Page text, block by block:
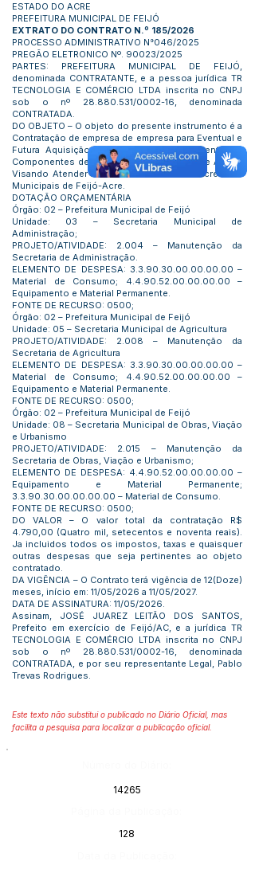
ESTADO DO ACRE
PREFEITURA MUNICIPAL DE FEIJÓ
EXTRATO DO CONTRATO N.º 185/2026
PROCESSO ADMINISTRATIVO N°046/2025
PREGÃO ELETRONICO Nº. 90023/2025
PARTES: PREFEITURA MUNICIPAL DE FEIJÓ,
denominada CONTRATANTE, e a pessoa jurídica TR
TECNOLOGIA E COMÉRCIO LTDA inscrita no CNPJ
sob o nº
28.880.531/0002-16, denominada
CONTRATADA.
DO OBJETO – O objeto do presente instrumento é a
Contratação de empresa de empresa para Eventual e
Futura Aquisição de Material de Equipamentos e
Componentes de Informática e Recursos de Áudio,
Visando Atender as Necessidades das Secretarias
Municipais de Feijó-Acre.
DOTAÇÃO ORÇAMENTÁRIA
Órgão: 02 – Prefeitura Municipal de Feijó
Unidade: 03 – Secretaria Municipal de
Administração;
PROJETO/ATIVIDADE: 2.004 – Manutenção da
Secretaria de Administração.
ELEMENTO DE DESPESA: 3.3.90.30.00.00.00.00 –
Material de Consumo;
4.4.90.52.00.00.00.00 –
Equipamento e Material Permanente.
FONTE DE RECURSO: 0500;
Órgão: 02 – Prefeitura Municipal de Feijó
Unidade: 05 – Secretaria Municipal de Agricultura
PROJETO/ATIVIDADE: 2.008 – Manutenção da
Secretaria de Agricultura
ELEMENTO DE DESPESA: 3.3.90.30.00.00.00.00 –
Material de Consumo;
4.4.90.52.00.00.00.00 –
Equipamento e Material Permanente.
FONTE DE RECURSO: 0500;
Órgão: 02 – Prefeitura Municipal de Feijó
Unidade: 08 – Secretaria Municipal de Obras, Viação
e Urbanismo
PROJETO/ATIVIDADE: 2.015 – Manutenção da
Secretaria de Obras, Viação e Urbanismo;
ELEMENTO DE DESPESA: 4.4.90.52.00.00.00.00 –
Equipamento e Material Permanente;
3.3.90.30.00.00.00.00 – Material de Consumo.
FONTE DE RECURSO: 0500;
DO VALOR – O valor total da contratação R$
4.790,00 (Quatro mil, setecentos e noventa reais).
Ja incluidos todos os impostos, taxas e quaisquer
outras despesas que seja pertinentes ao objeto
contratado.
DA VIGÊNCIA – O Contrato terá vigência de 12(Doze)
meses, início em: 11/05/2026 a 11/05/2027.
DATA DE ASSINATURA: 11/05/2026.
Assinam, JOSÉ JUAREZ LEITÃO DOS SANTOS,
Prefeito em exercício de Feijó/AC, e a jurídica TR
TECNOLOGIA E COMÉRCIO LTDA inscrita no CNPJ
sob o nº
28.880.531/0002-16, denominada
CONTRATADA, e por seu representante Legal, Pablo
Trevas Rodrigues.
Este texto não substitui o publicado no Diário Oficial, mas
facilita a pesquisa para localizar a publicação oficial.
14265
128